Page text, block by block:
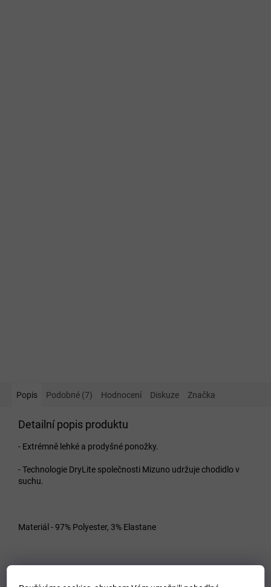
Popis Podobné (7) Hodnocení Diskuze Značka
Detailní popis produktu
- Extrémně lehké a prodyšné ponožky.
- Technologie DryLite společnosti Mizuno udržuje chodidlo v
suchu.
Materiál - 97% Polyester, 3% Elastane